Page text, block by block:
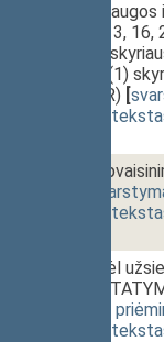
Darbuotojų
3, 9, 10, 12, 13,
straipsnių, V
papildymo V(1)
XIIP-3243GR) [
dokumento
Pagalbinio
dokumento
Įstatymo „Dėl
pakeitimo
dokumento